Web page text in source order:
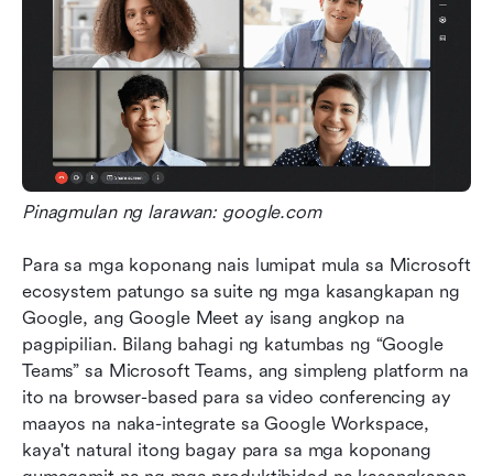
Pinagmulan ng larawan: google.com
Para sa mga koponang nais lumipat mula sa Microsoft
ecosystem patungo sa suite ng mga kasangkapan ng
Google, ang Google Meet ay isang angkop na
pagpipilian. Bilang bahagi ng katumbas ng “Google
Teams” sa Microsoft Teams, ang simpleng platform na
ito na browser-based para sa video conferencing ay
maayos na naka-integrate sa Google Workspace,
kaya't natural itong bagay para sa mga koponang